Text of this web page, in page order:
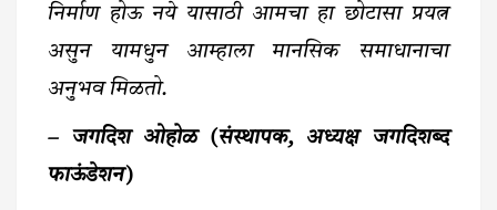
निर्माण होऊ नये यासाठी आमचा हा छोटासा प्रयत्न
असुन यामधुन आम्हाला मानसिक समाधानाचा
अनुभव मिळतो.
– जगदिश ओहोळ (संस्थापक, अध्यक्ष जगदिशब्द
फाऊंडेशन)